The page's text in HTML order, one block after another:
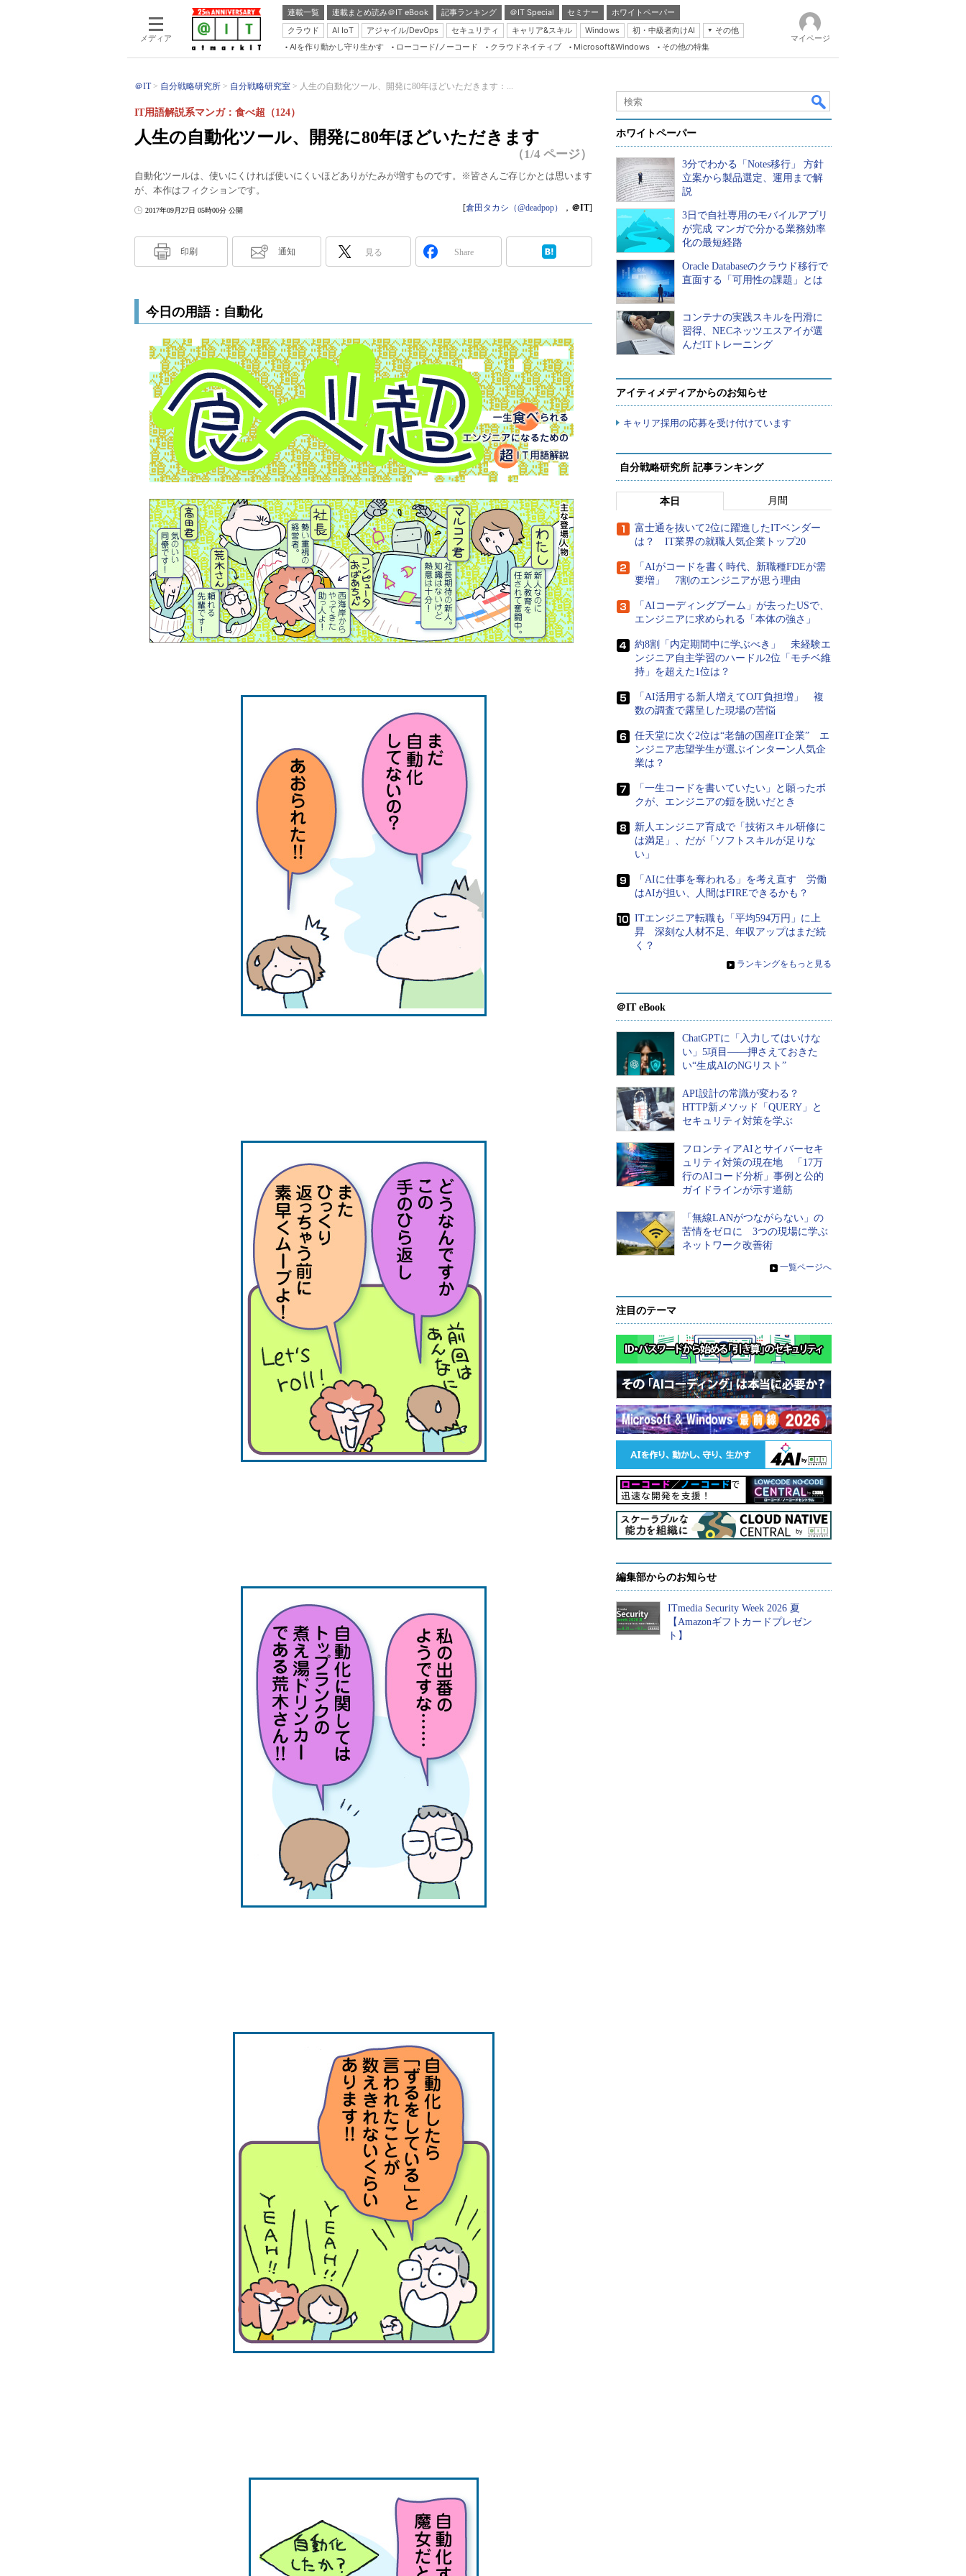
メディア
連載一覧 連載まとめ読み＠IT eBook 記事ランキング ＠IT Special セミナー
ホワイトペーパー
クラウド
AI IoT アジャイル/DevOps セキュリティ キャリア&スキル Windows 初・中級者向けAI
その他
Server & Storage
Database Expert
Master of IP Network
Security & Trust
Test & Tools
AIを作り動かし守り生かす ローコード/ノーコード クラウドネイティブ Microsoft&Windows その他の特集
マイページ
＠IT 自分戦略研究所 自分戦略研究室 人生の自動化ツール、開発に80年ほどいただきます：...
人生の自動化ツール、開発に80年ほどいただきます
IT用語解説系マンガ：食べ超（124）
（1/4 ページ）
自動化ツールは、使いにくければ使いにくいほどありがたみが増すものです。※皆さんご存じかとは思います
が、本作はフィクションです。
2017年09月27日 05時00分 公開 [倉田タカシ（@deadpop） ， ＠IT]
印刷 通知 見る Share
今日の用語：自動化
ホワイトペーパー
3分でわかる「Notes移行」 方針
立案から製品選定、運用まで解
説
3日で自社専用のモバイルアプリ
が完成 マンガで分かる業務効率
化の最短経路
Oracle Databaseのクラウド移行で
直面する「可用性の課題」とは
コンテナの実践スキルを円滑に
習得、NECネッツエスアイが選
んだITトレーニング
アイティメディアからのお知らせ
キャリア採用の応募を受け付けています
自分戦略研究所 記事ランキング
本日 月間
富士通を抜いて2位に躍進したITベンダー
は？ IT業界の就職人気企業トップ20
「AIがコードを書く時代、新職種FDEが需
要増」 7割のエンジニアが思う理由
「AIコーディングブーム」が去ったUSで、
エンジニアに求められる「本体の強さ」
約8割「内定期間中に学ぶべき」 未経験エ
ンジニア自主学習のハードル2位「モチベ維
持」を超えた1位は？
「AI活用する新人増えてOJT負担増」 複
数の調査で露呈した現場の苦悩
任天堂に次ぐ2位は“老舗の国産IT企業” エ
ンジニア志望学生が選ぶインターン人気企
業は？
「一生コードを書いていたい」と願ったボ
クが、エンジニアの鎧を脱いだとき
新人エンジニア育成で「技術スキル研修に
は満足」、だが「ソフトスキルが足りな
い」
「AIに仕事を奪われる」を考え直す 労働
はAIが担い、人間はFIREできるかも？
ITエンジニア転職も「平均594万円」に上
昇 深刻な人材不足、年収アップはまだ続
く？
» ランキングをもっと見る
＠IT eBook
ChatGPTに「入力してはいけな
い」5項目――押さえておきた
い“生成AIのNGリスト”
API設計の常識が変わる？
HTTP新メソッド「QUERY」と
セキュリティ対策を学ぶ
フロンティアAIとサイバーセキ
ュリティ対策の現在地 「17万
行のAIコード分析」事例と公的
ガイドラインが示す道筋
「無線LANがつながらない」の
苦情をゼロに 3つの現場に学ぶ
ネットワーク改善術
» 一覧ページへ
注目のテーマ
編集部からのお知らせ
ITmedia Security Week 2026 夏
【Amazonギフトカードプレゼン
ト】